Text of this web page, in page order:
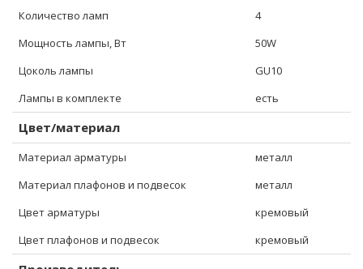
Количество ламп
4
Мощность лампы, Вт
50W
Цоколь лампы
GU10
Лампы в комплекте
есть
Цвет/материал
Материал арматуры
металл
Материал плафонов и подвесок
металл
Цвет арматуры
кремовый
Цвет плафонов и подвесок
кремовый